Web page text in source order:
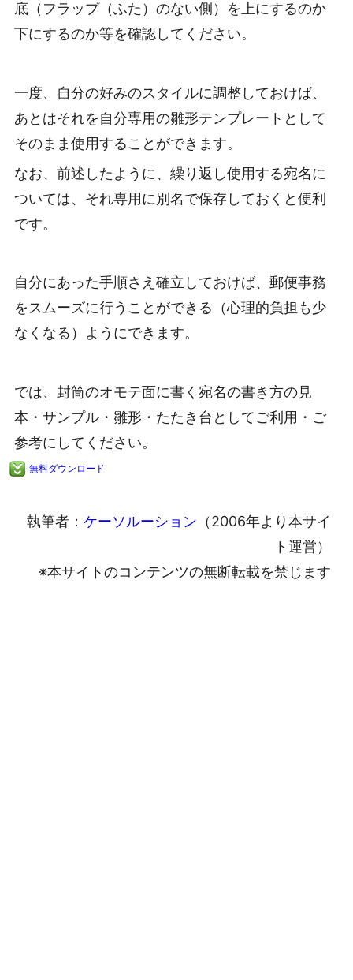
底（フラップ（ふた）のない側）を上にするのか
下にするのか等を確認してください。
一度、自分の好みのスタイルに調整しておけば、
あとはそれを自分専用の雛形テンプレートとして
そのまま使用することができます。
なお、前述したように、繰り返し使用する宛名に
ついては、それ専用に別名で保存しておくと便利
です。
自分にあった手順さえ確立しておけば、郵便事務
をスムーズに行うことができる（心理的負担も少
なくなる）ようにできます。
では、封筒のオモテ面に書く宛名の書き方の見
本・サンプル・雛形・たたき台としてご利用・ご
参考にしてください。
無料ダウンロード
執筆者： ケーソルーション （2006年より本サイ
ト運営）
※本サイトのコンテンツの無断転載を禁じます